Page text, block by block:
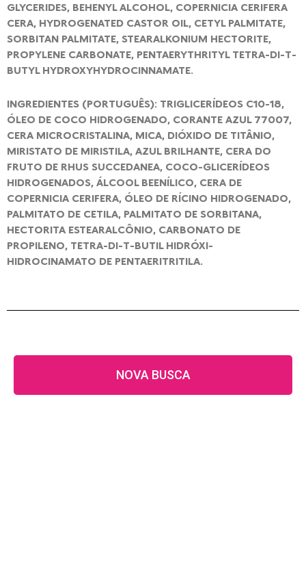
GLYCERIDES, BEHENYL ALCOHOL, COPERNICIA CERIFERA
CERA, HYDROGENATED CASTOR OIL, CETYL PALMITATE,
SORBITAN PALMITATE, STEARALKONIUM HECTORITE,
PROPYLENE CARBONATE, PENTAERYTHRITYL TETRA-DI-T-
BUTYL HYDROXYHYDROCINNAMATE.
INGREDIENTES (PORTUGUÊS): TRIGLICERÍDEOS C10-18,
ÓLEO DE COCO HIDROGENADO, CORANTE AZUL 77007,
CERA MICROCRISTALINA, MICA, DIÓXIDO DE TITÂNIO,
MIRISTATO DE MIRISTILA, AZUL BRILHANTE, CERA DO
FRUTO DE RHUS SUCCEDANEA, COCO-GLICERÍDEOS
HIDROGENADOS, ÁLCOOL BEENÍLICO, CERA DE
COPERNICIA CERIFERA, ÓLEO DE RÍCINO HIDROGENADO,
PALMITATO DE CETILA, PALMITATO DE SORBITANA,
HECTORITA ESTEARALCÔNIO, CARBONATO DE
PROPILENO, TETRA-DI-T-BUTIL HIDRÓXI-
HIDROCINAMATO DE PENTAERITRITILA.
NOVA BUSCA